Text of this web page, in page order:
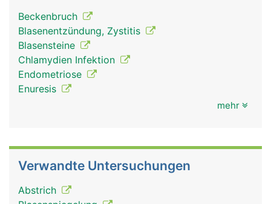
Beckenbruch
Blasenentzündung, Zystitis
Blasensteine
Chlamydien Infektion
Endometriose
Enuresis
mehr
Verwandte Untersuchungen
Abstrich